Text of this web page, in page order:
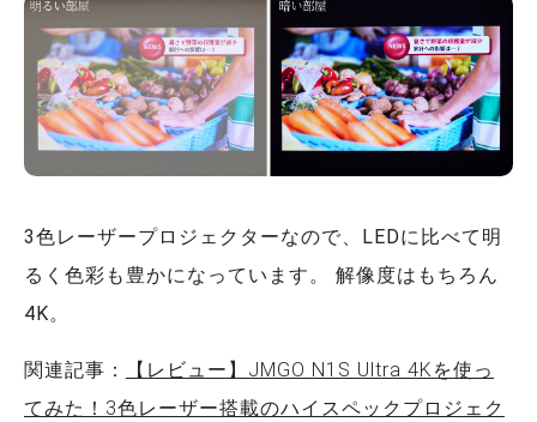
3色レーザープロジェクターなので、LEDに比べて明
るく色彩も豊かになっています。 解像度はもちろん
4K。
関連記事：
【レビュー】JMGO N1S Ultra 4Kを使っ
てみた！3色レーザー搭載のハイスペックプロジェク